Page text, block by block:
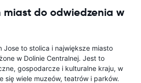
miast do odwiedzenia w
Jose to stolica i największe miasto
w Dolinie Centralnej. Jest to
gospodarcze i kulturalne kraju, w
się wiele muzeów, teatrów i parków.